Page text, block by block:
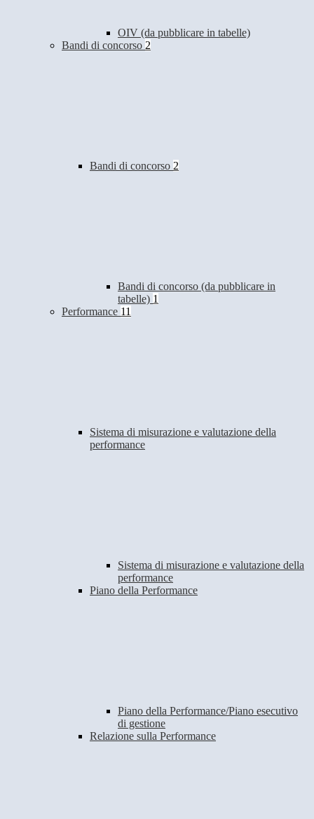
OIV (da pubblicare in tabelle)
Bandi di concorso 2
Bandi di concorso 2
Bandi di concorso (da pubblicare in
tabelle) 1
Performance 11
Sistema di misurazione e valutazione della
performance
Sistema di misurazione e valutazione della
performance
Piano della Performance
Piano della Performance/Piano esecutivo
di gestione
Relazione sulla Performance